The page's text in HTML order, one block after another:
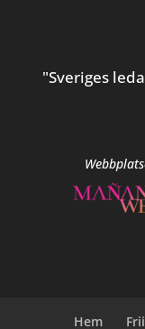
"Sveriges
Hem